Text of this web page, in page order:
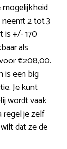
mogelijkheid
2 tot 3
is +/- 170
als
€208,00.
is een big
Je kunt
wordt vaak
regel je zelf
dat ze de